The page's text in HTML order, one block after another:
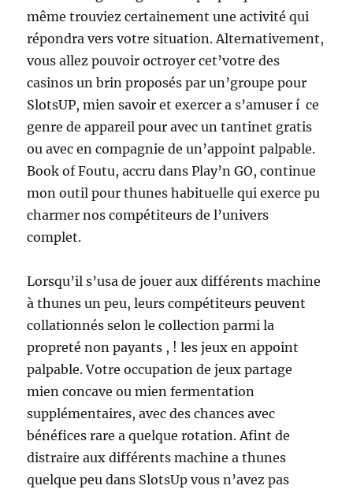
même trouviez certainement une activité qui
répondra vers votre situation. Alternativement,
vous allez pouvoir octroyer cet’votre des
casinos un brin proposés par un’groupe pour
SlotsUP, mien savoir et exercer a s’amuser í ce
genre de appareil pour avec un tantinet gratis
ou avec en compagnie de un’appoint palpable.
Book of Foutu, accru dans Play’n GO, continue
mon outil pour thunes habituelle qui exerce pu
charmer nos compétiteurs de l’univers
complet.
Lorsqu’il s’usa de jouer aux différents machine
à thunes un peu, leurs compétiteurs peuvent
collationnés selon le collection parmi la
propreté non payants , ! les jeux en appoint
palpable. Votre occupation de jeux partage
mien concave ou mien fermentation
supplémentaires, avec des chances avec
bénéfices rare a quelque rotation. Afint de
distraire aux différents machine a thunes
quelque peu dans SlotsUp vous n’avez pas